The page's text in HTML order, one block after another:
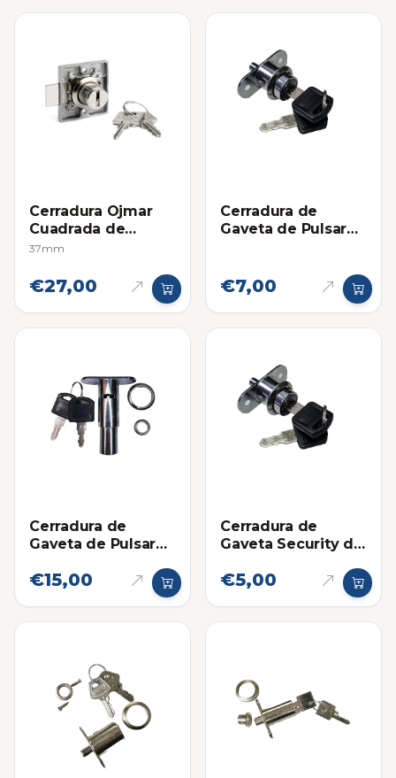
Cerradura Ojmar
Cuadrada de
Gaveta
37mm
€27,00
Cerradura de
Gaveta de Pulsar
€7,00
Cerradura de
Gaveta de Pulsar
€15,00
Cerradura de
Gaveta Security de
22mm
€5,00